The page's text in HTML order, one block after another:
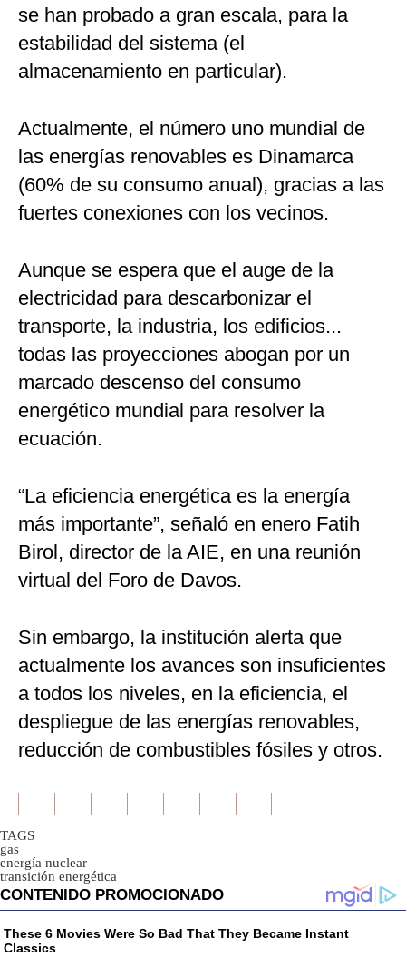
se han probado a gran escala, para la
estabilidad del sistema (el
almacenamiento en particular).
Actualmente, el número uno mundial de
las energías renovables es Dinamarca
(60% de su consumo anual), gracias a las
fuertes conexiones con los vecinos.
Aunque se espera que el auge de la
electricidad para descarbonizar el
transporte, la industria, los edificios...
todas las proyecciones abogan por un
marcado descenso del consumo
energético mundial para resolver la
ecuación.
“La eficiencia energética es la energía
más importante”, señaló en enero Fatih
Birol, director de la AIE, en una reunión
virtual del Foro de Davos.
Sin embargo, la institución alerta que
actualmente los avances son insuficientes
a todos los niveles, en la eficiencia, el
despliegue de las energías renovables,
reducción de combustibles fósiles y otros.
TAGS
gas |
energía nuclear |
transición energética